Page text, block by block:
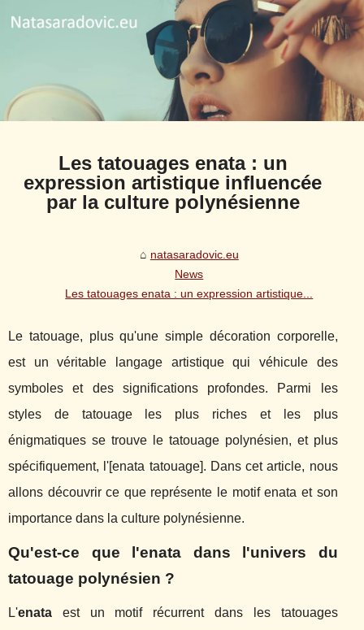
Les tatouages enata : un
expression artistique influencée
par la culture polynésienne
natasaradovic.eu
News
Les tatouages enata : un expression artistique...
Le tatouage, plus qu'une simple décoration corporelle,
est un véritable langage artistique qui véhicule des
symboles et des significations profondes. Parmi les
styles de tatouage les plus riches et les plus
énigmatiques se trouve le tatouage polynésien, et plus
spécifiquement, l'[enata tatouage]. Dans cet article, nous
allons découvrir ce que représente le motif enata et son
importance dans la culture polynésienne.
Qu'est-ce que l'enata dans l'univers du
tatouage polynésien ?
L'enata est un motif récurrent dans les tatouages